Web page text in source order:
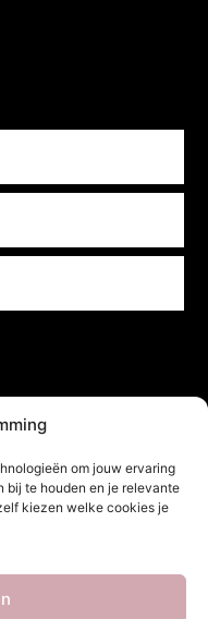
om jouw ervaring
bij te houden en je relevante
kiezen welke cookies je